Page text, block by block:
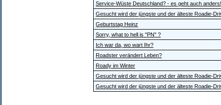
Service-Wüste Deutschland? - es geht auch
Gesucht wird der jüngste und der älteste Roadie-
Geburtstag Heinz
Sorry, what to hell is "PN" ?
Ich war da, wo wart Ihr?
Roadster verändert Leben?
Roady im Winter
Gesucht wird der jüngste und der älteste Roadie-
Gesucht wird der jüngste und der älteste Roadie-